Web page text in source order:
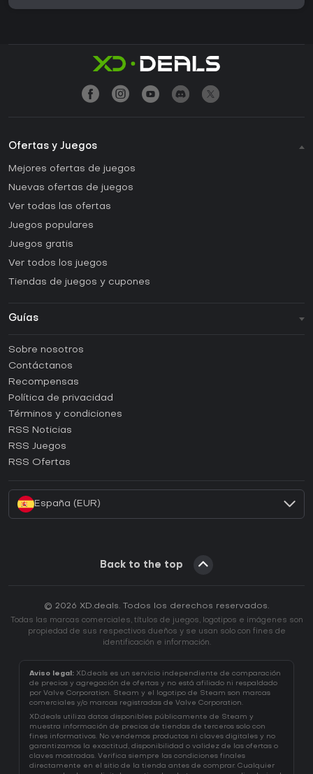
Ofertas y Juegos
Mejores ofertas de juegos
Nuevas ofertas de juegos
Ver todas las ofertas
Juegos populares
Juegos gratis
Ver todos los juegos
Tiendas de juegos y cupones
Guías
Guías y tutoriales
¿Cómo activar una CD Key de Steam?
¿Cómo activar una CD Key de Epic Games?
¿Cómo activar una CD Key de GOG?
¿Cómo activar una CD Key de Ubisoft Connect?
Sobre nosotros
Contáctanos
Recompensas
Política de privacidad
Términos y condiciones
RSS Noticias
RSS Juegos
RSS Ofertas
España (EUR)
Back to the top
© 2026 XD.deals. Todos los derechos reservados.
Todas las marcas comerciales, títulos de juegos, logotipos e imágenes son
propiedad de sus respectivos dueños y se usan solo con fines de
identificación e información.
Aviso legal: XD.deals es un servicio independiente de comparación
de precios y agregación de ofertas y no está afiliado ni respaldado
por Valve Corporation. Steam y el logotipo de Steam son marcas
comerciales y/o marcas registradas de Valve Corporation.
XD.deals utiliza datos disponibles públicamente de Steam y
muestra información de precios de tiendas de terceros solo con
fines informativos. No vendemos productos ni claves digitales y no
garantizamos la exactitud, disponibilidad o validez de las ofertas o
claves mostradas. Verifica siempre las condiciones finales
directamente en el sitio de la tienda antes de comprar. Cualquier